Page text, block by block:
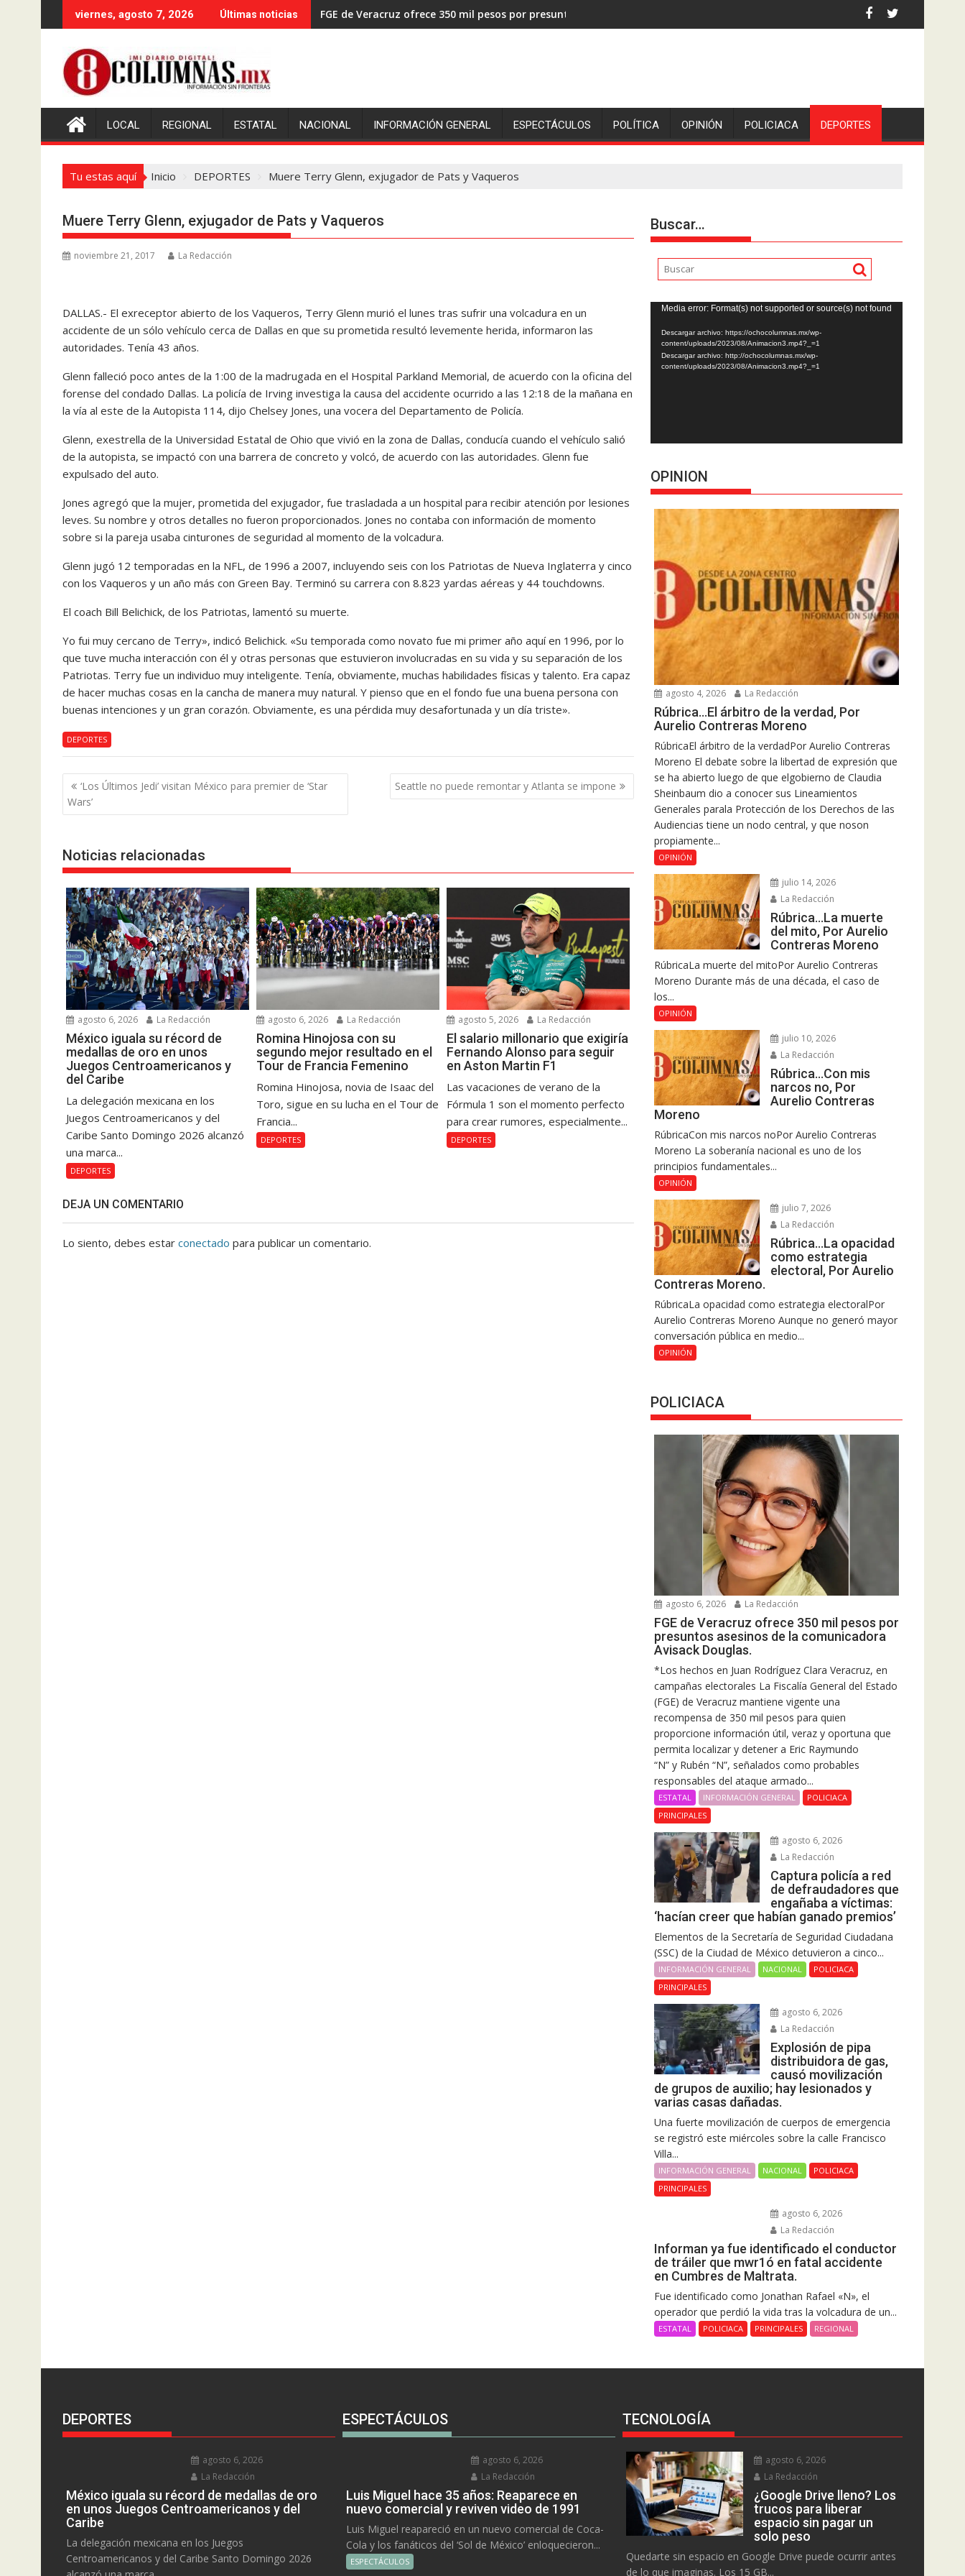
al
viernes, agosto 7, 2026 Últimas noticias FGE de Veracruz ofrece 350 mil pesos por presuntos asesinos de la comunicadora Avisack Douglas.
LOCAL REGIONAL ESTATAL NACIONAL INFORMACIÓN GENERAL ESPECTÁCULOS POLÍTICA OPINIÓN POLICIACA DEPORTES
Tu estas aquí Inicio DEPORTES Muere Terry Glenn, exjugador de Pats y Vaqueros
Muere Terry Glenn, exjugador de Pats y Vaqueros
noviembre 21, 2017 La Redacción
DALLAS.- El exreceptor abierto de los Vaqueros, Terry Glenn murió el lunes tras sufrir una volcadura en un
accidente de un sólo vehículo cerca de Dallas en que su prometida resultó levemente herida, informaron las
autoridades. Tenía 43 años.
Glenn falleció poco antes de la 1:00 de la madrugada en el Hospital Parkland Memorial, de acuerdo con la oficina del
forense del condado Dallas. La policía de Irving investiga la causa del accidente ocurrido a las 12:18 de la mañana en
la vía al este de la Autopista 114, dijo Chelsey Jones, una vocera del Departamento de Policía.
Glenn, exestrella de la Universidad Estatal de Ohio que vivió en la zona de Dallas, conducía cuando el vehículo salió
de la autopista, se impactó con una barrera de concreto y volcó, de acuerdo con las autoridades. Glenn fue
expulsado del auto.
Jones agregó que la mujer, prometida del exjugador, fue trasladada a un hospital para recibir atención por lesiones
leves. Su nombre y otros detalles no fueron proporcionados. Jones no contaba con información de momento
sobre si la pareja usaba cinturones de seguridad al momento de la volcadura.
Glenn jugó 12 temporadas en la NFL, de 1996 a 2007, incluyendo seis con los Patriotas de Nueva Inglaterra y cinco
con los Vaqueros y un año más con Green Bay. Terminó su carrera con 8.823 yardas aéreas y 44 touchdowns.
El coach Bill Belichick, de los Patriotas, lamentó su muerte.
Yo fui muy cercano de Terry», indicó Belichick. «Su temporada como novato fue mi primer año aquí en 1996, por lo
que tuve mucha interacción con él y otras personas que estuvieron involucradas en su vida y su separación de los
Patriotas. Terry fue un individuo muy inteligente. Tenía, obviamente, muchas habilidades físicas y talento. Era capaz
de hacer muchas cosas en la cancha de manera muy natural. Y pienso que en el fondo fue una buena persona con
buenas intenciones y un gran corazón. Obviamente, es una pérdida muy desafortunada y un día triste».
DEPORTES
Navegación
de
entradas
‘Los Últimos Jedi’ visitan México para premier de ‘Star
Wars’
Seattle no puede remontar y Atlanta se impone
Noticias relacionadas
agosto 6, 2026 La Redacción
México iguala su récord de
medallas de oro en unos
Juegos Centroamericanos y
del Caribe
La delegación mexicana en los
Juegos Centroamericanos y del
Caribe Santo Domingo 2026 alcanzó
una marca...
DEPORTES
agosto 6, 2026 La Redacción
Romina Hinojosa con su
segundo mejor resultado en el
Tour de Francia Femenino
Romina Hinojosa, novia de Isaac del
Toro, sigue en su lucha en el Tour de
Francia...
DEPORTES
agosto 5, 2026 La Redacción
El salario millonario que exigiría
Fernando Alonso para seguir
en Aston Martin F1
Las vacaciones de verano de la
Fórmula 1 son el momento perfecto
para crear rumores, especialmente...
DEPORTES
DEJA UN COMENTARIO
Lo siento, debes estar conectado para publicar un comentario.
Buscar…
Reproductor
de
vídeo
Media error: Format(s) not supported or source(s) not found
Descargar archivo: https://ochocolumnas.mx/wp-
content/uploads/2023/08/Animacion3.mp4?_=1
Descargar archivo: http://ochocolumnas.mx/wp-
content/uploads/2023/08/Animacion3.mp4?_=1
OPINION
agosto 4, 2026 La Redacción
Rúbrica…El árbitro de la verdad, Por
Aurelio Contreras Moreno
RúbricaEl árbitro de la verdadPor Aurelio Contreras
Moreno El debate sobre la libertad de expresión que
se ha abierto luego de que elgobierno de Claudia
Sheinbaum dio a conocer sus Lineamientos
Generales parala Protección de los Derechos de las
Audiencias tiene un nodo central, y que noson
propiamente...
OPINIÓN
julio 14, 2026
La Redacción
Rúbrica…La muerte
del mito, Por Aurelio
Contreras Moreno
RúbricaLa muerte del mitoPor Aurelio Contreras
Moreno Durante más de una década, el caso de
los...
OPINIÓN
julio 10, 2026
La Redacción
Rúbrica…Con mis
narcos no, Por
Aurelio Contreras
Moreno
RúbricaCon mis narcos noPor Aurelio Contreras
Moreno La soberanía nacional es uno de los
principios fundamentales...
OPINIÓN
julio 7, 2026
La Redacción
Rúbrica…La opacidad
como estrategia
electoral, Por Aurelio
Contreras Moreno.
RúbricaLa opacidad como estrategia electoralPor
Aurelio Contreras Moreno Aunque no generó mayor
conversación pública en medio...
OPINIÓN
POLICIACA
agosto 6, 2026 La Redacción
FGE de Veracruz ofrece 350 mil pesos por
presuntos asesinos de la comunicadora
Avisack Douglas.
*Los hechos en Juan Rodríguez Clara Veracruz, en
campañas electorales La Fiscalía General del Estado
(FGE) de Veracruz mantiene vigente una
recompensa de 350 mil pesos para quien
proporcione información útil, veraz y oportuna que
permita localizar y detener a Eric Raymundo
“N” y Rubén “N”, señalados como probables
responsables del ataque armado...
ESTATAL INFORMACIÓN GENERAL
POLICIACA
PRINCIPALES
agosto 6, 2026
La Redacción
Captura policía a red
de defraudadores que
engañaba a víctimas:
‘hacían creer que habían ganado premios’
Elementos de la Secretaría de Seguridad Ciudadana
(SSC) de la Ciudad de México detuvieron a cinco...
INFORMACIÓN GENERAL NACIONAL
POLICIACA
PRINCIPALES
agosto 6, 2026
La Redacción
Explosión de pipa
distribuidora de gas,
causó movilización
de grupos de auxilio; hay lesionados y
varias casas dañadas.
Una fuerte movilización de cuerpos de emergencia
se registró este miércoles sobre la calle Francisco
Villa...
INFORMACIÓN GENERAL NACIONAL
POLICIACA
PRINCIPALES
agosto 6, 2026
La Redacción
Informan ya fue identificado el conductor
de tráiler que mwr1ó en fatal accidente
en Cumbres de Maltrata.
Fue identificado como Jonathan Rafael «N», el
operador que perdió la vida tras la volcadura de un...
ESTATAL POLICIACA PRINCIPALES REGIONAL
DEPORTES
agosto 6, 2026
La Redacción
México iguala su récord de medallas de oro
en unos Juegos Centroamericanos y del
Caribe
La delegación mexicana en los Juegos
Centroamericanos y del Caribe Santo Domingo 2026
ESPECTÁCULOS
agosto 6, 2026
La Redacción
Luis Miguel hace 35 años: Reaparece en
nuevo comercial y reviven video de 1991
Luis Miguel reapareció en un nuevo comercial de Coca-
Cola y los fanáticos del ‘Sol de México’ enloquecieron...
ESPECTÁCULOS
TECNOLOGÍA
agosto 6, 2026
La Redacción
¿Google Drive lleno? Los
trucos para liberar
espacio sin pagar un
solo peso
Quedarte sin espacio en Google Drive puede ocurrir antes
de lo que imaginas. Los 15 GB...